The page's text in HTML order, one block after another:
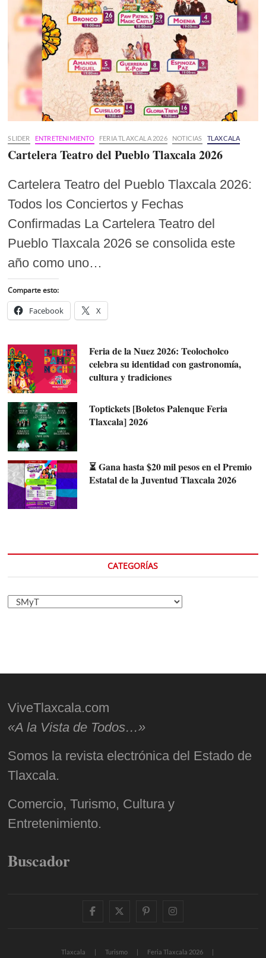
SLIDER ENTRETENIMIENTO FERIA TLAXCALA 2026 NOTICIAS TLAXCALA
Cartelera Teatro del Pueblo Tlaxcala 2026
Cartelera Teatro del Pueblo Tlaxcala 2026:
Todos los Conciertos y Fechas
Confirmadas La Cartelera Teatro del
Pueblo Tlaxcala 2026 se consolida este
año como uno…
Comparte esto:
Facebook X
Feria de la Nuez 2026: Teolocholco
celebra su identidad con gastronomía,
cultura y tradiciones
Toptickets [Boletos Palenque Feria
Tlaxcala] 2026
⏳ Gana hasta $20 mil pesos en el Premio
Estatal de la Juventud Tlaxcala 2026
CATEGORÍAS
Categorías
ViveTlaxcala.com
«A la Vista de Todos…»
Somos la revista electrónica del Estado de
Tlaxcala.
Comercio, Turismo, Cultura y
Entretenimiento.
Buscador
facebooktwitter
pinterestinstagram
Tlaxcala Turismo Feria Tlaxcala 2026